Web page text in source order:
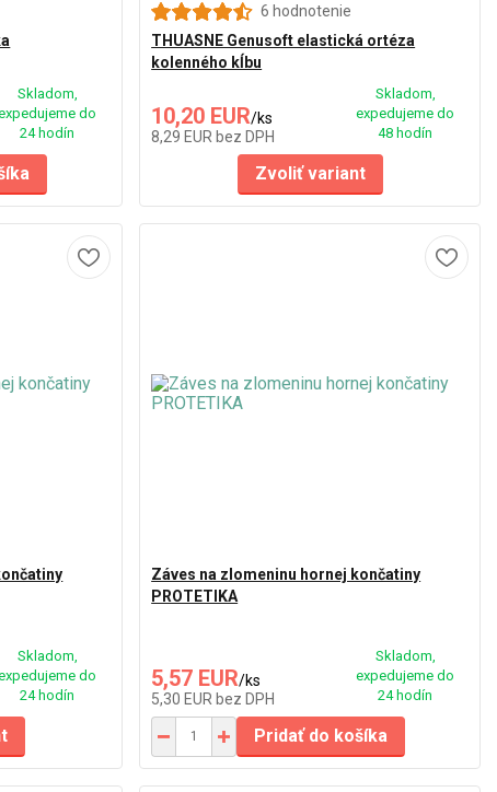
Skladom,
do
24 hodín
6 hodnotenie
THUASNE Genusoft elastická ortéza
kolenného kĺbu
10,20 EUR/ks
8,29 EURbez DPH
Skladom,
expedujeme do
48 hodín
Zvoliť variant
Skladom,
do
24 hodín
Záves na zlomeninu hornej končatiny
PROTETIKA
5,57 EUR/ks
5,30 EURbez DPH
Skladom,
expedujeme do
24 hodín
Pridať do košíka